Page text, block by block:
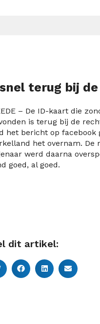
terug bij
– De ID-kaart die
is terug bij de
het bericht op facebook
het overnam. De
werd daarna
goed, al goed.
dit artikel: